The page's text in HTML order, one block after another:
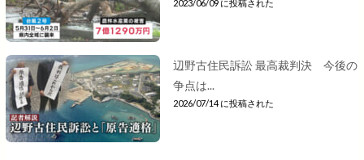
2023/06/09 に投稿された
辺野古住民訴訟 最高裁判決 今後の
争点は...
2026/07/14 に投稿された